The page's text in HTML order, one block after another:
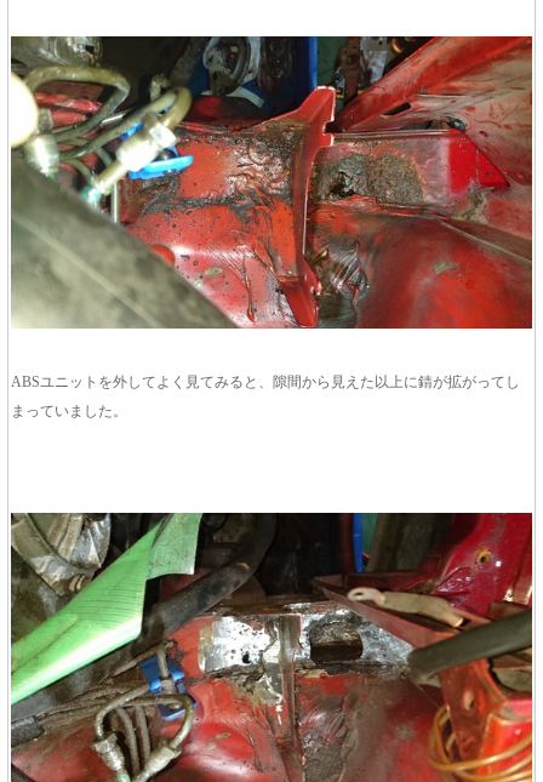
ABSユニットを外してよく見てみると、隙間から見えた以上に錆が拡がってし
まっていました。